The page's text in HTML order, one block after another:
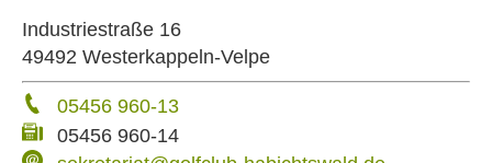
Industriestraße 16
49492 Westerkappeln-Velpe
05456 960-13
05456 960-14